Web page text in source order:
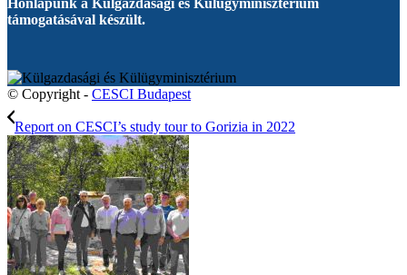
Honlapunk a Külgazdasági és Külügyminisztérium
támogatásával készült.
© Copyright - CESCI Budapest
Report on CESCI’s study tour to Gorizia in 2022